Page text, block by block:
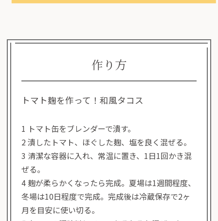
作り方
トマト麹を作って！和風タコス
1 トマト缶をブレンダーで潰す。
2 潰したトマト、ほぐした麹、塩を良く混ぜる。
3 清潔な容器に入れ、常温に置き、1日1回かき混
ぜる。
4 麹が柔らかくなったら完成。夏場は1週間程度、
冬場は10日程度で完成。完成後は冷蔵保存で2ヶ
月を目安に使い切る。